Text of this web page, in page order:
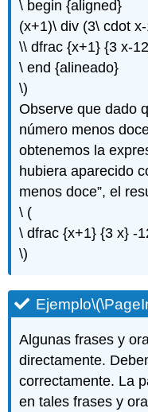
Ejercicio\
(\PageIndex{54}\)
Ejercicio\
(\PageIndex{55}\)
\ begin {aligned}
(x+1)\ div (3\ cdot
\\ dfrac {x+1} {3 x-
\ end {alineado}
\)
Observe que dado
número menos
obtenemos la
hubiera aparecido
menos doce”, el
\ (
\ dfrac {x+1} {3 x} -
\)
Ejemplo
Algunas frases y
directamente.
correctamente. La
en tales frases y